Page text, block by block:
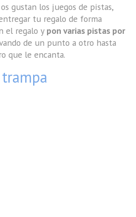
gustan los juegos de pistas,
tu regalo de forma
el regalo y pon varias pistas por
de un punto a otro hasta
que le encanta.